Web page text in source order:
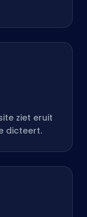
ziet eruit
dicteert.